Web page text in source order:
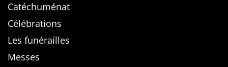
Catéchuménat
Célébrations
Les funérailles
Messes